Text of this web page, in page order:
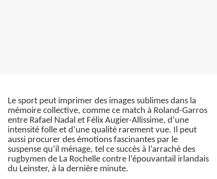
Le sport peut imprimer des images sublimes dans la
mémoire collective, comme ce match à Roland-Garros
entre Rafael Nadal et Félix Augier-Allissime, d’une
intensité folle et d’une qualité rarement vue. Il peut
aussi procurer des émotions fascinantes par le
suspense qu’il ménage, tel ce succès à l’arraché des
rugbymen de La Rochelle contre l’épouvantail irlandais
du Leinster, à la dernière minute.